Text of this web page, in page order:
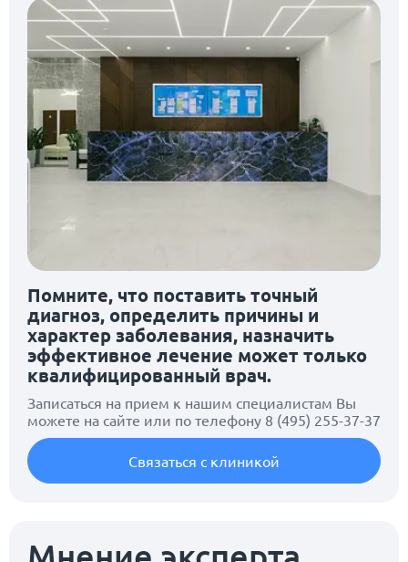
Помните, что поставить точный
диагноз, определить причины и
характер заболевания, назначить
эффективное лечение может только
квалифицированный врач.
Записаться на прием к нашим специалистам Вы
можете на сайте или по телефону 8 (495) 255-37-37
Связаться с клиникой